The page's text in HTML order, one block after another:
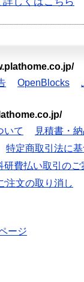
OpenBlocks
いて
見積書・
特定商取引法に
研費払い取引のご
注文の取り消し
ージ